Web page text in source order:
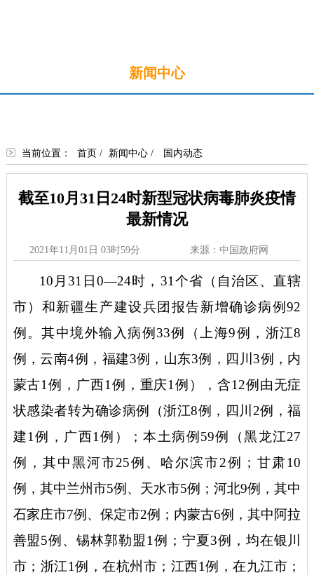
新闻中心
当前位置： 首页 / 新闻中心/ 国内动态
截至10月31日24时新型冠状病毒肺炎疫情
最新情况
2021年11月01日 03时59分 来源：中国政府网
10月31日0—24时，31个省（自治区、直辖
市）和新疆生产建设兵团报告新增确诊病例92
例。其中境外输入病例33例（上海9例，浙江8
例，云南4例，福建3例，山东3例，四川3例，内
蒙古1例，广西1例，重庆1例），含12例由无症
状感染者转为确诊病例（浙江8例，四川2例，福
建1例，广西1例）；本土病例59例（黑龙江27
例，其中黑河市25例、哈尔滨市2例；甘肃10
例，其中兰州市5例、天水市5例；河北9例，其中
石家庄市7例、保定市2例；内蒙古6例，其中阿拉
善盟5例、锡林郭勒盟1例；宁夏3例，均在银川
市；浙江1例，在杭州市；江西1例，在九江市；